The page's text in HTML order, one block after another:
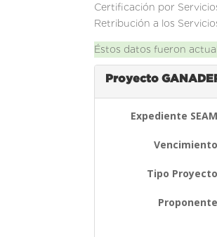
Certificación por
Retribución a los
Éstos datos fueron
Proyecto
Expediente SEAM
Vencimiento
Tipo Proyecto
Proponente